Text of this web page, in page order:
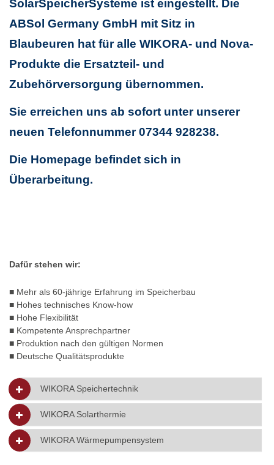
SolarSpeicherSysteme ist eingestellt. Die
ABSol Germany GmbH mit Sitz in
Blaubeuren hat für alle WIKORA- und Nova-
Produkte die Ersatzteil- und
Zubehörversorgung übernommen.
Sie erreichen uns ab sofort unter unserer
neuen Telefonnummer 07344 928238.
Die Homepage befindet sich in
Überarbeitung.
Dafür stehen wir:
■ Mehr als 60-jährige Erfahrung im Speicherbau
■ Hohes technisches Know-how
■ Hohe Flexibilität
■ Kompetente Ansprechpartner
■ Produktion nach den gültigen Normen
■ Deutsche Qualitätsprodukte
WIKORA Speichertechnik
WIKORA Solarthermie
WIKORA Wärmepumpensystem